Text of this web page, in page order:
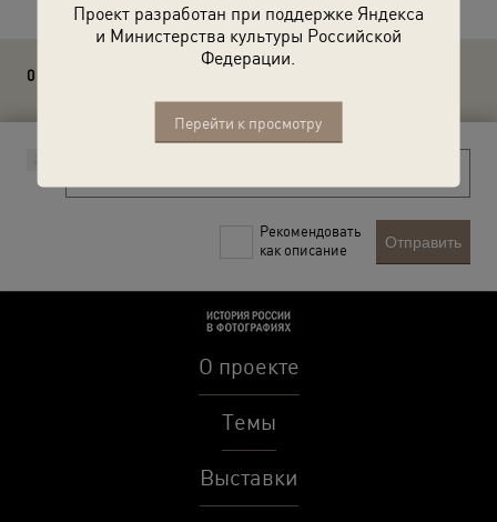
Проект разработан при поддержке Яндекса
и Министерства культуры Российской
Федерации.
Перейти к просмотру
0 комментариев
Рекомендовать
как описание
Отправить
О проекте
Темы
Выставки